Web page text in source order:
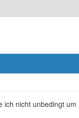
ich nicht unbedingt um